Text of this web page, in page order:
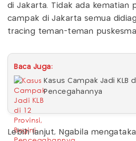
di Jakarta. Tidak ada kematian
campak di Jakarta semua
tracing teman-teman
Baca Juga:
Kasus Campak Jadi KLB
Pencegahannya
Lebih lanjut, Ngabila